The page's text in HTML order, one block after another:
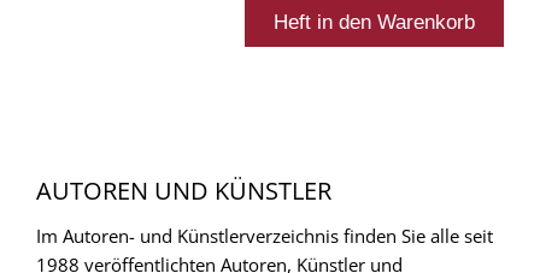
AUTOREN UND KÜNSTLER
Im Autoren- und Künstlerverzeichnis finden Sie alle seit
1988 veröffentlichten Autoren, Künstler und